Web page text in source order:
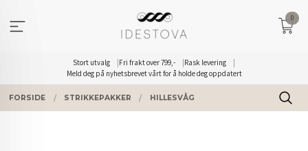
innholdet
Stort utvalg Fri frakt over 799,-
Rask levering
Meld deg på nyhetsbrevet vårt for å holde deg oppdatert
0
FORSIDE STRIKKEPAKKER HILLESVÅG